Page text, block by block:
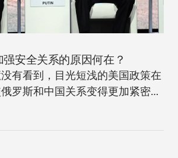
安全关系的原因何在？
有看到，目光短浅的美国政策在
罗斯和中国关系变得更加紧密。
国政策制定者们重新思考制定一